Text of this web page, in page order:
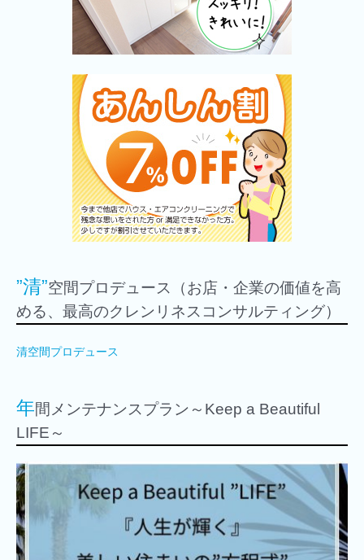
”清”空間プロデュース（お店・企業の価値を高
める、最高のクレンリネスコンサルティング）
清空間プロデュース
年間メンテナンスプラン～Keep a Beautiful
LIFE～